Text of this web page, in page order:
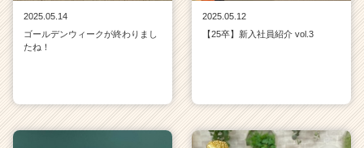
2025.05.14
ゴールデンウィークが終わりまし
たね！
2025.05.12
【25卒】新入社員紹介 vol.3